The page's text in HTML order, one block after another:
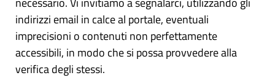
indirizzi email in calce al portale, eventuali
imprecisioni o contenuti non perfettamente
accessibili, in modo che si possa provvedere alla
verifica degli stessi.